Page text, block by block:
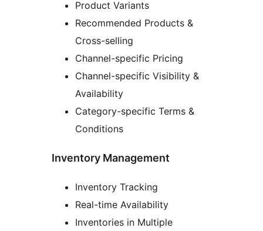
Product Variants
Recommended Products &
Cross-selling
Channel-specific Pricing
Channel-specific Visibility &
Availability
Category-specific Terms &
Conditions
Inventory Management
Inventory Tracking
Real-time Availability
Inventories in Multiple